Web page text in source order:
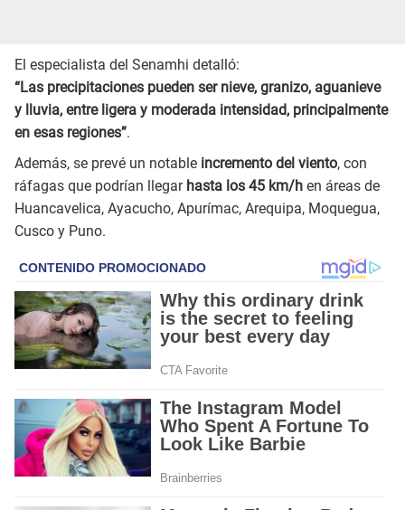
El especialista del Senamhi detalló:
“Las precipitaciones pueden ser nieve, granizo, aguanieve
y lluvia, entre ligera y moderada intensidad, principalmente
en esas regiones”.
Además, se prevé un notable incremento del viento, con
ráfagas que podrían llegar hasta los 45 km/h en áreas de
Huancavelica, Ayacucho, Apurímac, Arequipa, Moquegua,
Cusco y Puno.